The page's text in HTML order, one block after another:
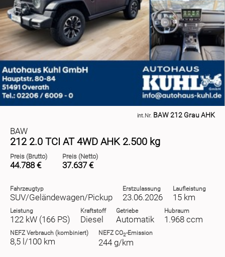
int.Nr. BAW 212 Grau AHK
BAW
212 2.0 TCI AT 4WD AHK 2.500 kg
Preis (Brutto)
44.788 €
Preis (Netto)
37.637 €
Fahrzeugtyp
SUV/Geländewagen/Pickup
Erstzulassung
23.06.2026
Laufleistung
15 km
Leistung
122 kW (166 PS)
Kraftstoff
Diesel
Getriebe
Automatik
Hubraum
1.968 ccm
NEFZ Verbrauch (kombiniert)
8,5 l/100 km
NEFZ CO2-Emission
244 g/km